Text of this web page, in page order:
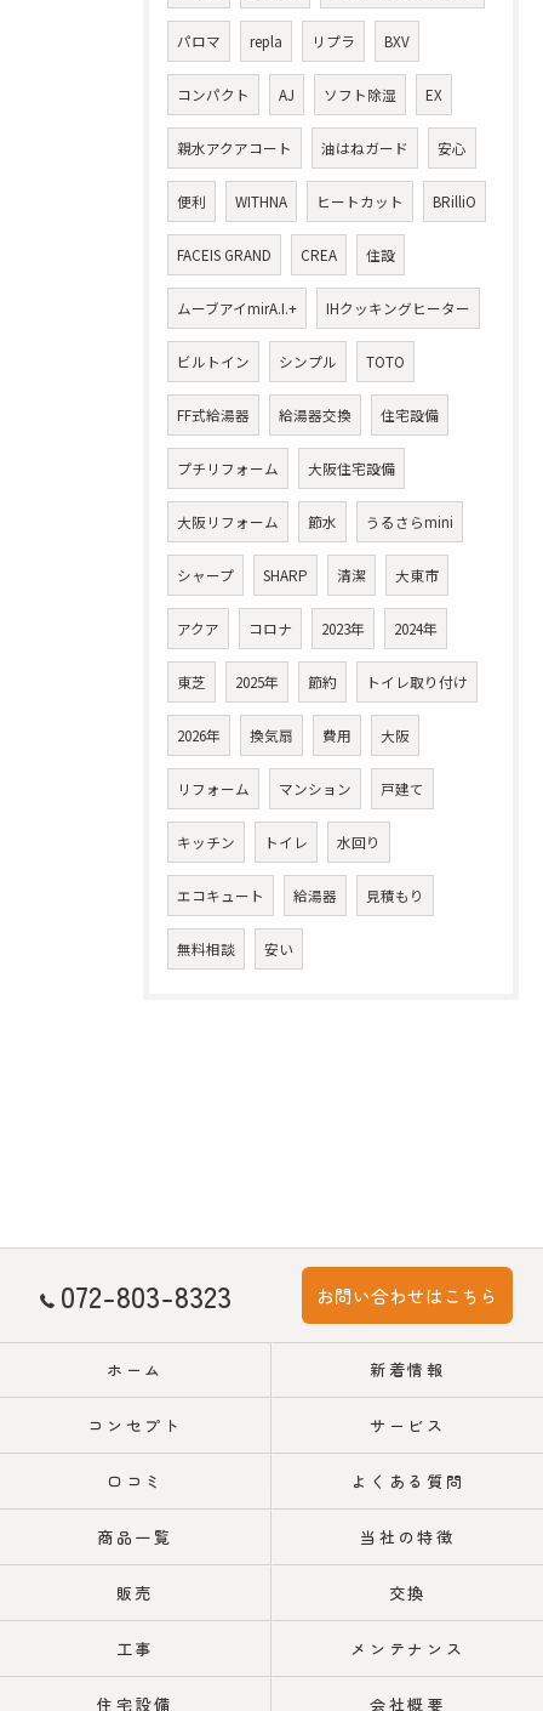
パロマ repla リプラ BXV
コンパクト AJ ソフト除湿 EX
親水アクアコート 油はねガード 安心
便利 WITHNA ヒートカット BRilliO
FACEIS GRAND CREA 住設
ムーブアイmirA.I.+ IHクッキングヒーター
ビルトイン シンプル TOTO
FF式給湯器 給湯器交換 住宅設備
プチリフォーム 大阪住宅設備
大阪リフォーム 節水 うるさらmini
シャープ SHARP 清潔 大東市
アクア コロナ 2023年 2024年
東芝 2025年 節約 トイレ取り付け
2026年 換気扇 費用 大阪
リフォーム マンション 戸建て
キッチン トイレ 水回り
エコキュート 給湯器 見積もり
無料相談 安い
072-803-8323 お問い合わせはこちら
ホーム 新着情報
コンセプト サービス
口コミ よくある質問
商品一覧 当社の特徴
販売 交換
工事 メンテナンス
住宅設備 会社概要